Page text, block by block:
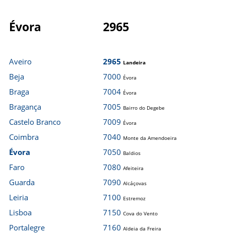
Évora 2965
Aveiro
Beja
Braga
Bragança
Castelo Branco
Coimbra
Évora
Faro
Guarda
Leiria
Lisboa
Portalegre
2965 Landeira
7000 Évora
7004 Évora
7005 Bairro do Degebe
7009 Évora
7040 Monte da Amendoeira
7050 Baldios
7080 Afeiteira
7090 Alcáçovas
7100 Estremoz
7150 Cova do Vento
7160 Aldeia da Freira